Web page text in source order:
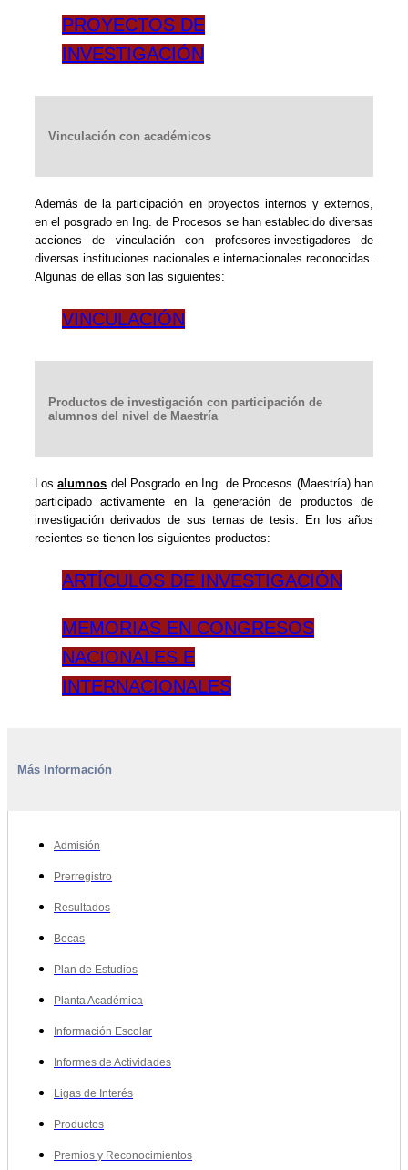
PROYECTOS DE
INVESTIGACIÓN
Vinculación con académicos
Además de la participación en proyectos internos y externos,
en el posgrado en Ing. de Procesos se han establecido diversas
acciones de vinculación con profesores-investigadores de
diversas instituciones nacionales e internacionales reconocidas.
Algunas de ellas son las siguientes:
VINCULACIÓN
Productos de investigación con participación de
alumnos del nivel de Maestría
Losalumnos del Posgrado en Ing. de Procesos (Maestría) han
participado activamente en la generación de productos de
investigación derivados de sus temas de tesis. En los años
recientes se tienen los siguientes productos:
ARTÍCULOS DE INVESTIGACIÓN
MEMORIAS EN CONGRESOS
NACIONALES E
INTERNACIONALES
Más Información
Admisión
Prerregistro
Resultados
Becas
Plan de Estudios
Planta Académica
Información Escolar
Informes de Actividades
Ligas de Interés
Productos
Premios y Reconocimientos